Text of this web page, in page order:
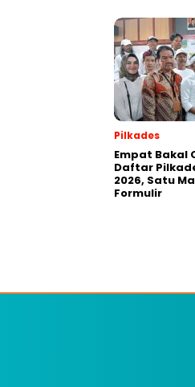
Pilkades
Empat Bakal
Daftar
2026, Satu
Formulir